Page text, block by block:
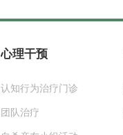
心理干预
认知行为治疗门诊
团队治疗